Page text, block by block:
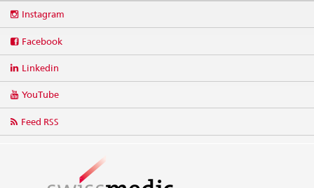
media
Instagram
Facebook
Linkedin
YouTube
Feed RSS